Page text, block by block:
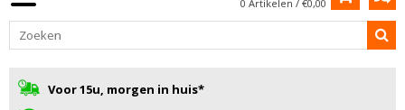
0 Artikelen / €0,00
Voor 15u, morgen in huis*